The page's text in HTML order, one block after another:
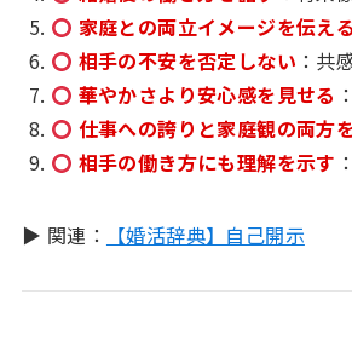
家庭との両立イメージを伝える
相手の不安を否定しない ：共
華やかさより安心感を見せる
仕事への誇りと家庭観の両方
相手の働き方にも理解を示す
▶ 関連： 【婚活辞典】自己開示